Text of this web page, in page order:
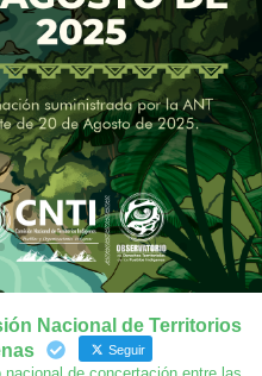
Nacional de Territorios
Seguir